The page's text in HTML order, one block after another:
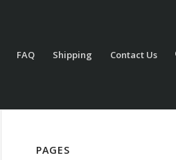
FAQ Shipping Contact Us
PAGES